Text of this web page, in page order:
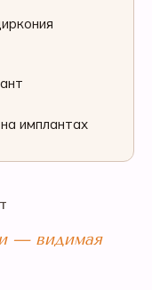
имплантах
— видимая